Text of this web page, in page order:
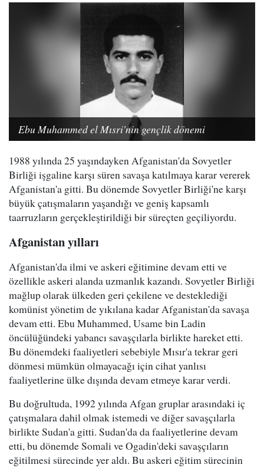
Ebu Muhammed el Mısri'nin gençlik dönemi
1988 yılında 25 yaşındayken Afganistan'da Sovyetler
Birliği işgaline karşı süren savaşa katılmaya karar vererek
Afganistan'a gitti. Bu dönemde Sovyetler Birliği'ne karşı
büyük çatışmaların yaşandığı ve geniş kapsamlı
taarruzların gerçekleştirildiği bir süreçten geçiliyordu.
Afganistan yılları
Afganistan'da ilmi ve askeri eğitimine devam etti ve
özellikle askeri alanda uzmanlık kazandı. Sovyetler Birliği
mağlup olarak ülkeden geri çekilene ve desteklediği
komünist yönetim de yıkılana kadar Afganistan'da savaşa
devam etti. Ebu Muhammed, Usame bin Ladin
öncülüğündeki yabancı savaşçılarla birlikte hareket etti.
Bu dönemdeki faaliyetleri sebebiyle Mısır'a tekrar geri
dönmesi mümkün olmayacağı için cihat yanlısı
faaliyetlerine ülke dışında devam etmeye karar verdi.
Bu doğrultuda, 1992 yılında Afgan gruplar arasındaki iç
çatışmalara dahil olmak istemedi ve diğer savaşçılarla
birlikte Sudan'a gitti. Sudan'da da faaliyetlerine devam
etti, bu dönemde Somali ve Ogadin'deki savaşçıların
eğitilmesi sürecinde yer aldı. Bu askeri eğitim sürecinin